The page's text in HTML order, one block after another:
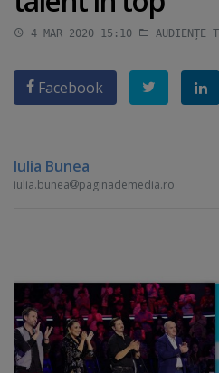
4 MAR 2020 15:10 AUDIENȚE
Facebook
Iulia Bunea
iulia.bunea paginademedia.ro